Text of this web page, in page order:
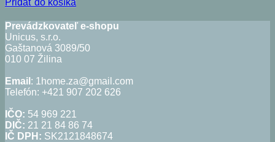
3,50€.2,00€.
Pridať do košíka
Prevádzkovateľ e-shopu
Unicus, s.r.o.
Gaštanová 3089/50
010 07 Žilina
Email : 1home.za@gmail.com
Telefón: +421 907 202 626
IČO: 54 969 221
DIČ: 21 21 84 86 74
IČ DPH: SK2121848674